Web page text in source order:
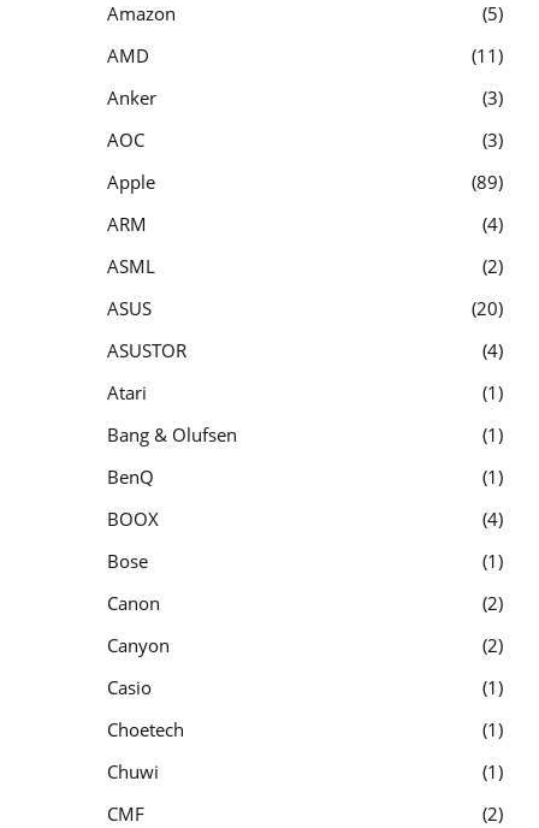
Amazon
5
AMD
11
Anker
3
AOC
3
Apple
89
ARM
4
ASML
2
ASUS
20
ASUSTOR
4
Atari
1
Bang & Olufsen
1
BenQ
1
BOOX
4
Bose
1
Canon
2
Canyon
2
Casio
1
Choetech
1
Chuwi
1
CMF
2